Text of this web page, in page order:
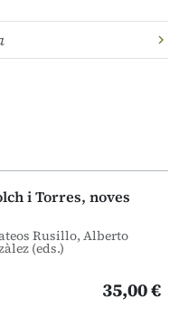
i Torres, noves
Rusillo, Alberto
(eds.)
35,00 €